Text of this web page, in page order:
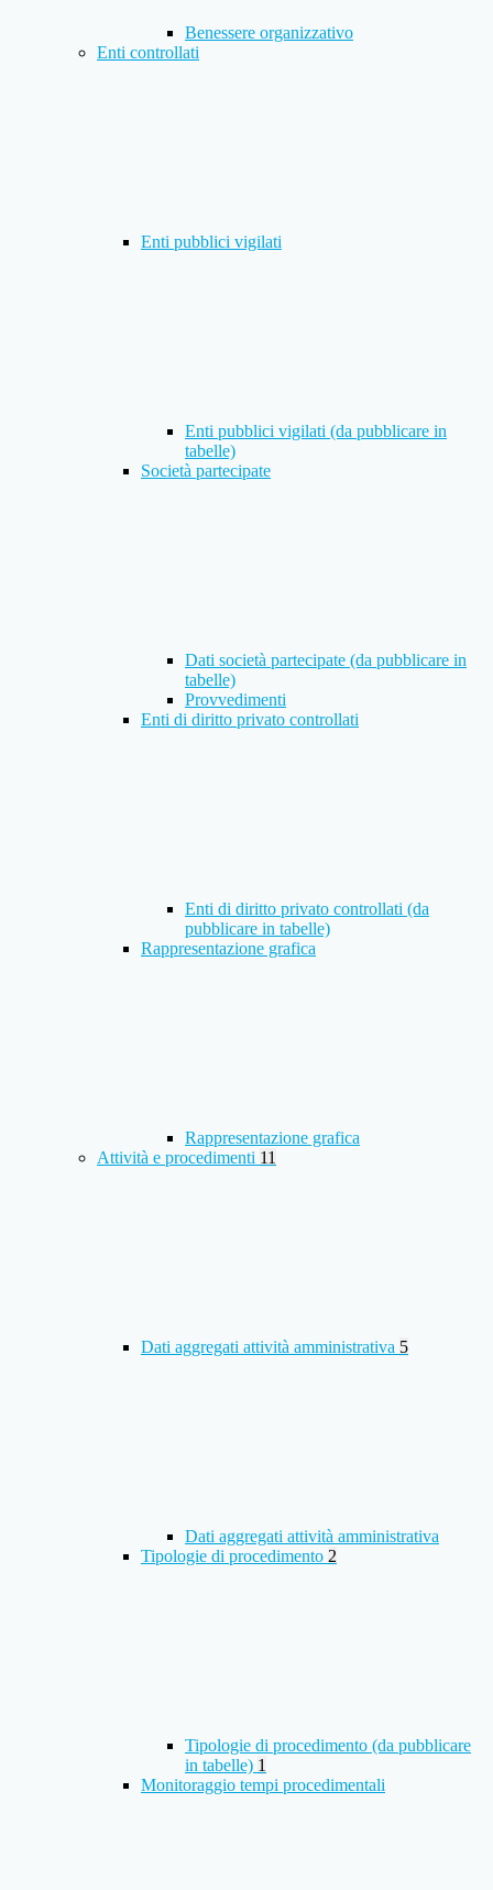
Benessere organizzativo
Enti controllati
Enti pubblici vigilati
Enti pubblici vigilati (da pubblicare in
tabelle)
Società partecipate
Dati società partecipate (da pubblicare in
tabelle)
Provvedimenti
Enti di diritto privato controllati
Enti di diritto privato controllati (da
pubblicare in tabelle)
Rappresentazione grafica
Rappresentazione grafica
Attività e procedimenti 11
Dati aggregati attività amministrativa 5
Dati aggregati attività amministrativa
Tipologie di procedimento 2
Tipologie di procedimento (da pubblicare
in tabelle) 1
Monitoraggio tempi procedimentali